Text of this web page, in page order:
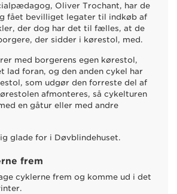
Oliver Trochant, har de
fået bevilliget legater til indkøb af
der dog har det til fælles, at de
der sidder i kørestol, med.
med borgerens egen kørestol,
lad foran, og den anden cykel har
som udgør den forreste del af
afmonteres, så cykelturen
en gåtur eller med andre
glade for i Døvblindehuset.
frem
cyklerne frem og komme ud i det